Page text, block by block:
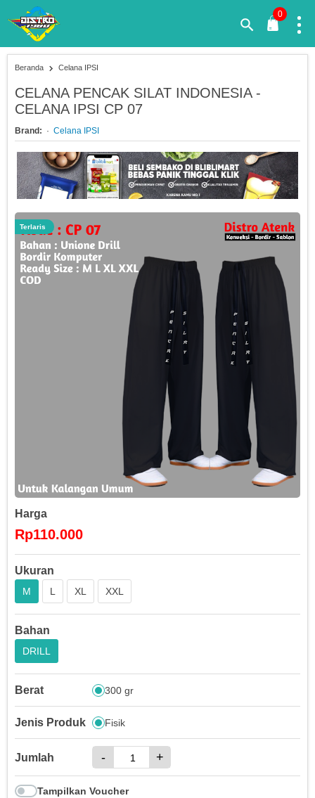
0
Beranda Celana IPSI
CELANA PENCAK SILAT INDONESIA -
CELANA IPSI CP 07
Brand: Celana IPSI
Terlaris
Harga
Rp110.000
Ukuran
M L XL XXL
Bahan
DRILL
Berat 300 gr
Jenis Produk Fisik
Jumlah - +
Tampilkan Voucher